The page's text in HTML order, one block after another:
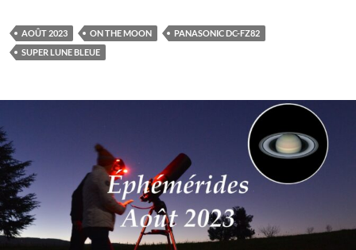
AOÛT 2023 ON THE MOON
PANASONIC DC-FZ82
SUPER LUNE BLEUE